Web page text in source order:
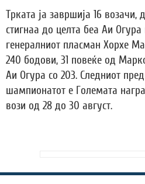
Трката ја завршија 16
стигнаа до целта беа Аи
генералниот пласман Хорхе
240 бодови, 31 повеќе од
Аи Огура со 203. Следниот
шампионатот е Големата
вози од 28 до 30 август.